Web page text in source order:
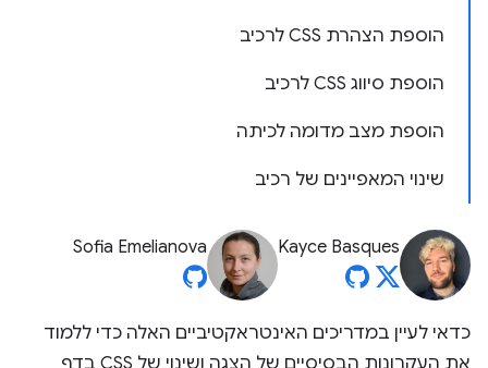
הוספת הצהרת CSS לרכיב
הוספת סיווג CSS לרכיב
הוספת מצב מדומה לכיתה
שינוי המאפיינים של רכיב
Kayce Basques
Sofia Emelianova
כדאי לעיין במדריכים האינטראקטיביים האלה כדי ללמוד
את העקרונות הבסיסיים של הצגה ושינוי של CSS בדף